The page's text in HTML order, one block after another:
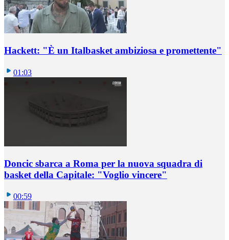
Hackett: "È un Italbasket ambiziosa e promettente"
01:03
Doncic sbarca a Roma per la nuova squadra di
basket della Capitale: "Voglio vincere"
00:59